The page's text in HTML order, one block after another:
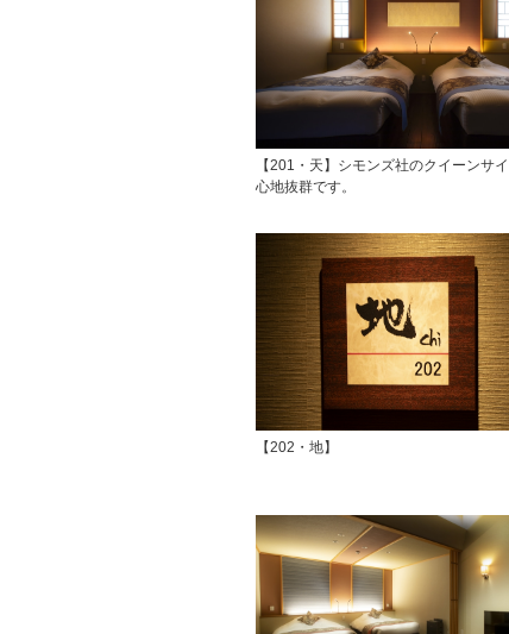
【201・天】シモンズ社のクイーンサ
心地抜群です。
【202・地】